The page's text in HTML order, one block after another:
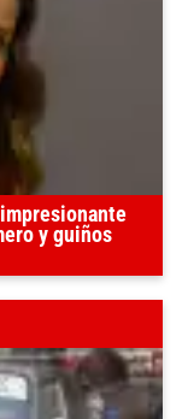
y guiños